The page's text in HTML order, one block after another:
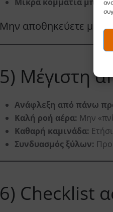
Μην αποθηκεύετε
5) Μέγιστη
Ανάφλεξη από πάνω
Καλή ροή αέρα: Μην
Καθαρή καμινάδα:
Συνδυασμός ξύλων:
6) Checklist